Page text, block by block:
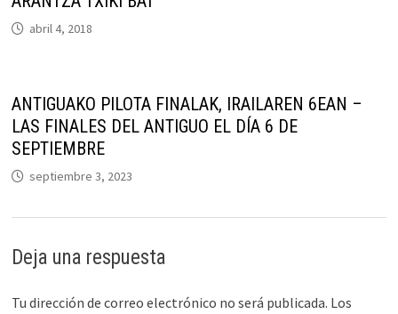
abril 4, 2018
ANTIGUAKO PILOTA FINALAK, IRAILAREN 6EAN –
LAS FINALES DEL ANTIGUO EL DÍA 6 DE
SEPTIEMBRE
septiembre 3, 2023
Deja una respuesta
Tu dirección de correo electrónico no será publicada. Los